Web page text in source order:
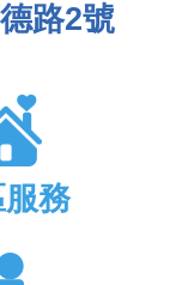
路2號
務